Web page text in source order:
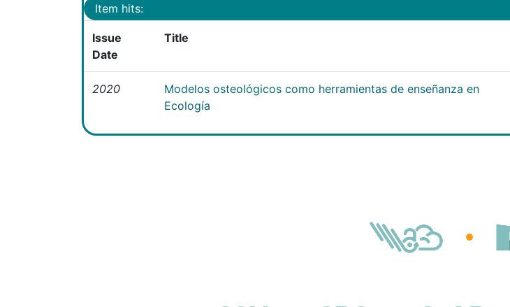
Item hits:
Issue
Date
Title
2020
Modelos osteológicos como herramientas de enseñanza en
Ecología